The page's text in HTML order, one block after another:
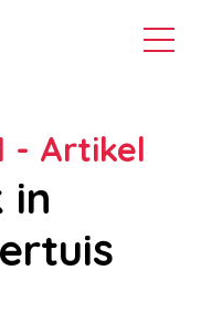
- Artikel
in